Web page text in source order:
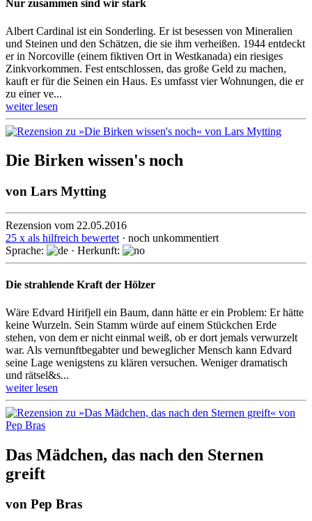
Nur zusammen sind wir stark
Albert Cardinal ist ein Sonderling. Er ist besessen von Mineralien
und Steinen und den Schätzen, die sie ihm verheißen. 1944 entdeckt
er in Norcoville (einem fiktiven Ort in Westkanada) ein riesiges
Zink­vorkom­men. Fest ent­schlos­sen, das große Geld zu machen,
kauft er für die Seinen ein Haus. Es umfasst vier Wohnungen, die er
zu einer ve...
weiter lesen
Die Birken wissen's noch
von Lars Mytting
Rezension vom 22.05.2016
25 x als hilfreich bewertet · noch unkommentiert
Sprache:
· Herkunft:
Die strahlende Kraft der Hölzer
Wäre Edvard Hirifjell ein Baum, dann hätte er ein Problem: Er hätte
keine Wurzeln. Sein Stamm würde auf einem Stück­chen Erde
stehen, von dem er nicht einmal weiß, ob er dort jemals verwurzelt
war. Als vernunftbegabter und beweglicher Mensch kann Edvard
seine Lage wenigs­tens zu klären versuchen. Weniger dramatisch
und rätsel&s...
weiter lesen
Das Mädchen, das nach den Sternen
greift
von Pep Bras